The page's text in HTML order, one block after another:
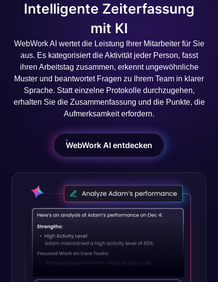
Intelligente Zeiterfassung
mit KI
WebWork AI wertet die Leistung Ihrer Mitarbeiter für Sie
aus. Es kategorisiert die Aktivität jeder Person, fasst
ihren Arbeitstag zusammen, erkennt ungewöhnliche
Muster und beantwortet Fragen zu Ihrem Team in klarer
Sprache. Statt einzelne Protokolle durchzugehen,
erhalten Sie die Zusammenfassung und die Punkte, die
Aufmerksamkeit erfordern.
WebWork AI entdecken